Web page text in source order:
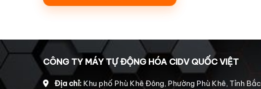
—Động cơ bước 860 5
— Động cơ Leadshine
HBS 758
1
—Động cơ Leadshine
4
CÔNG TY MÁY TỰ ĐỘNG HÓA CIDV QUỐC VIỆT
Địa chỉ: Khu phố Phù Khê Đông, Phường Phù Khê, Tỉnh Bắc